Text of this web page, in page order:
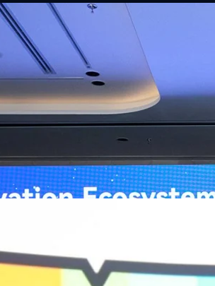
ด้วย AI เปิดตัว 4 นวัตกรรมเปลี่ยน
ย
Healthcare Summit” ภายใต้งาน Huawei
ยสาธารณสุข ผู้บริหารโรงพยาบาลชั้นนำ และ
ตของระบบสาธารณสุขไทยด้วยนวัตกรรมและ
พื่อยกระดับ Healthcare Ecosystem ของ
กิจการศึกษาและสาธารณสุขต่างประเทศ บริษัท หัว
การสนับสนุนการเปลี่ยนผ่านสู่ยุคดิจิทัลของระบบ
ดับคุณภาพการให้บริการทางการแพทย์ให้เข้าถึง
Health for All” “วันนี้ปัญญาประดิษฐ์กำลังเข้า
ว่ยมีประสบการณ์ตรงจากการพัฒนาแพลตฟอร์ม
บพันธมิตรไทยในวันนี้จะช่วยผลักดันวิสัยทัศน์…
Engine พร้อมจ่ายปันผล 0.10
โชว์ผลการดำเนินงานแข็งแกร่ง กำไรสุทธิ